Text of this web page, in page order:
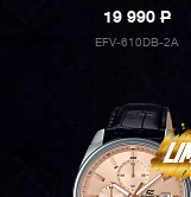
19 990P
EFV-610DB-2A